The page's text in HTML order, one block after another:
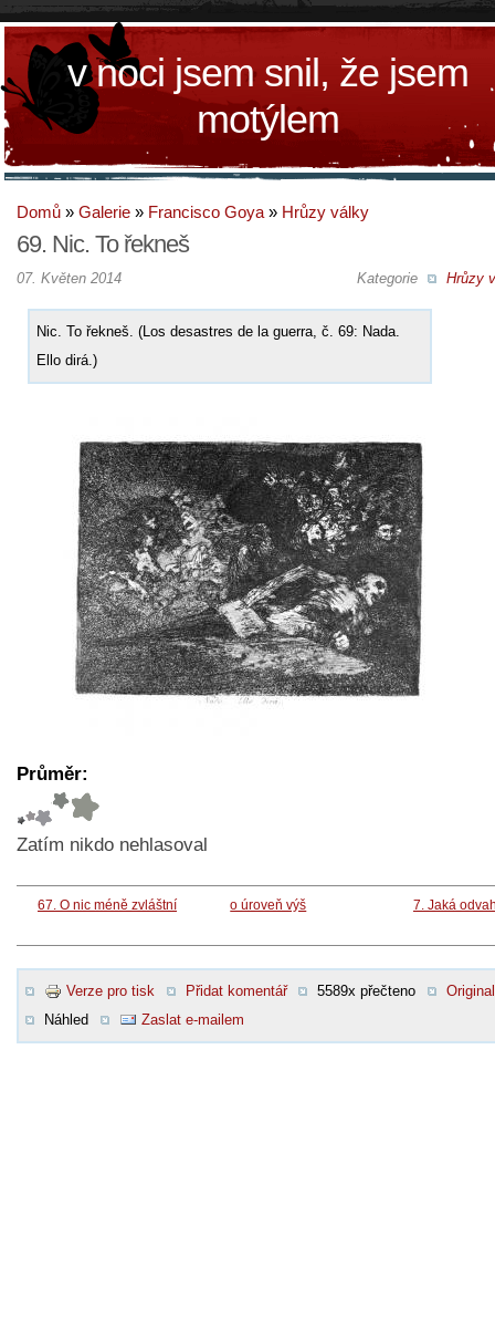
v noci jsem snil, že jsem
motýlem
Domů » Galerie » Francisco Goya » Hrůzy války
69. Nic. To řekneš
Kategorie Hrůzy
07. Květen 2014
Nic. To řekneš. (Los desastres de la guerra, č. 69: Nada.
Ello dirá.)
Průměr:
Zatím nikdo nehlasoval
67. O nic méně zvláštní o úroveň výš 7. Jaká
Verze pro tisk Přidat komentář 5589x přečteno
Original
Náhled
Zaslat e-mailem